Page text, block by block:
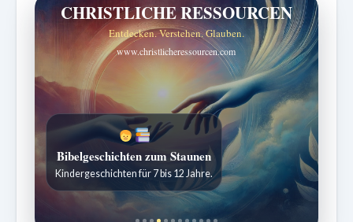
CHRISTLICHE RESSOURCEN
Entdecken. Verstehen. Glauben.
www.christlicheressourcen.com
Bibelgeschichten zum Staunen
Kindergeschichten für 7 bis 12 Jahre.